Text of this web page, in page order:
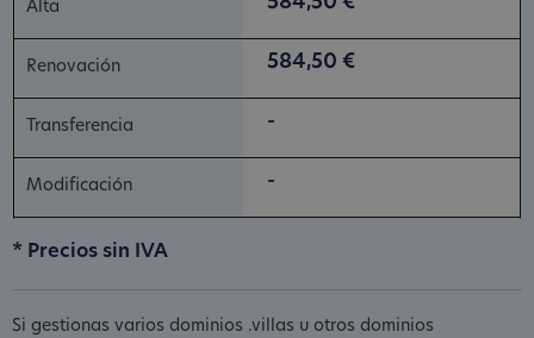
584,50 €
-
-
* Precios sin IVA
Si gestionas varios dominios .villas u otros dominios